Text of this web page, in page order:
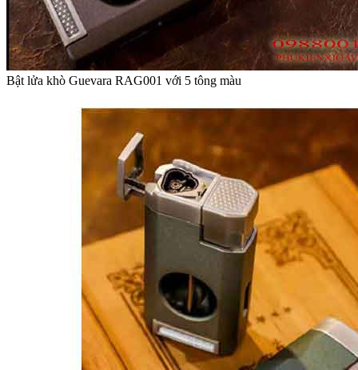
Bật lửa khò Guevara RAG001 với 5 tông màu